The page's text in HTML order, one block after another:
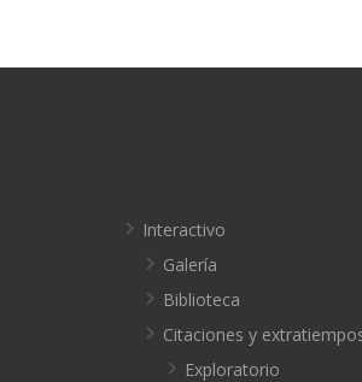
Interactivo
Galería
Biblioteca
Citaciones y
Exploratorio